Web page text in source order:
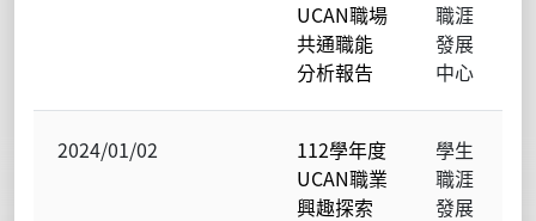
UCAN職場
共通職能
分析報告
職涯
發展
中心
2024/01/02
112學年度
UCAN職業
興趣探索
學生
職涯
發展